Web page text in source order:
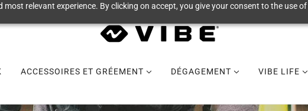
relevant experience. By clicking on accept, you give your consent to the use
ACCESSOIRES ET GRÉEMENT DÉGAGEMENT VIBE LIFE